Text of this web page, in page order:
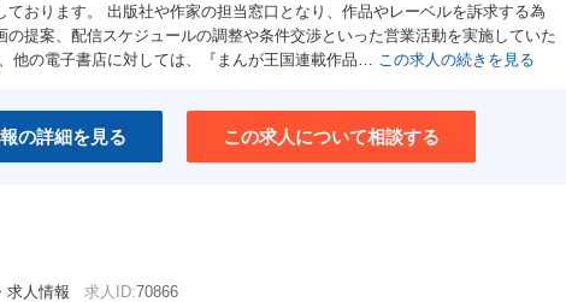
ております。 出版社や作家の担当窓口となり、作品やレーベルを訴求する為
の提案、配信スケジュールの調整や条件交渉といった営業活動を実施していた
他の電子書店に対しては、『まんが王国連載作品… この求人の続きを見る
の詳細を見る この求人について相談する
求人情報 求人ID:70866